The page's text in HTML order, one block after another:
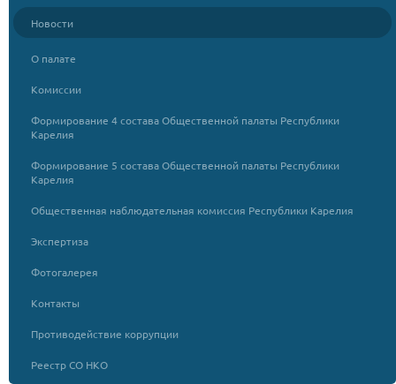
Новости
О палате
Комиссии
Формирование 4 состава Общественной палаты Республики
Карелия
Формирование 5 состава Общественной палаты Республики
Карелия
Общественная наблюдательная комиссия Республики Карелия
Экспертиза
Фотогалерея
Контакты
Противодействие коррупции
Реестр СО НКО